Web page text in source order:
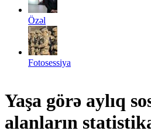
Özəl
Fotosessiya
Yaşa görə aylıq
alanların